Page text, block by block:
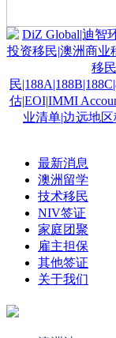
最新消息
澳洲留学
技术移民
NIV签证
家庭团聚
雇主担保
其他签证
关于我们